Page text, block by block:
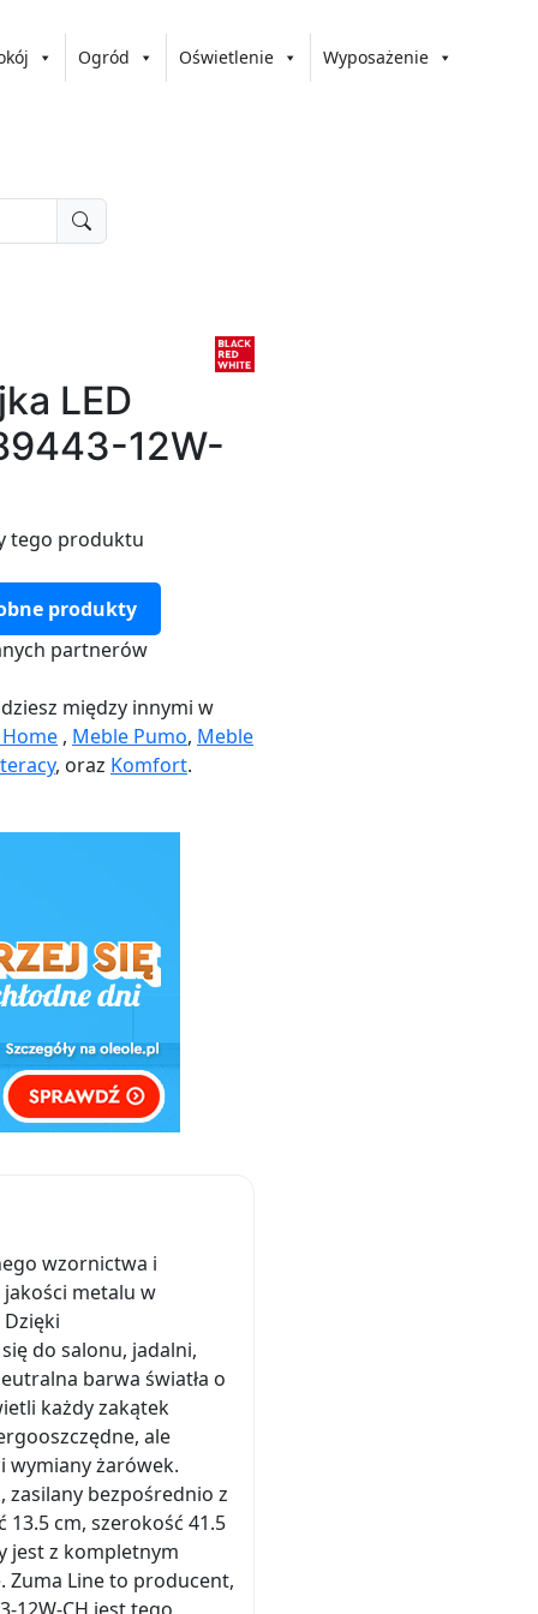
Ogród Oświetlenie Wyposażenie
LED
12W-
tego produktu
produkty
partnerów
między innymi w
, Meble Pumo, Meble
, oraz Komfort.
wzornictwa i
metalu w
do salonu, jadalni,
barwa światła o
każdy zakątek
ale
wymiany żarówek.
bezpośrednio z
cm, szerokość 41.5
jest z kompletnym
Zuma Line to producent,